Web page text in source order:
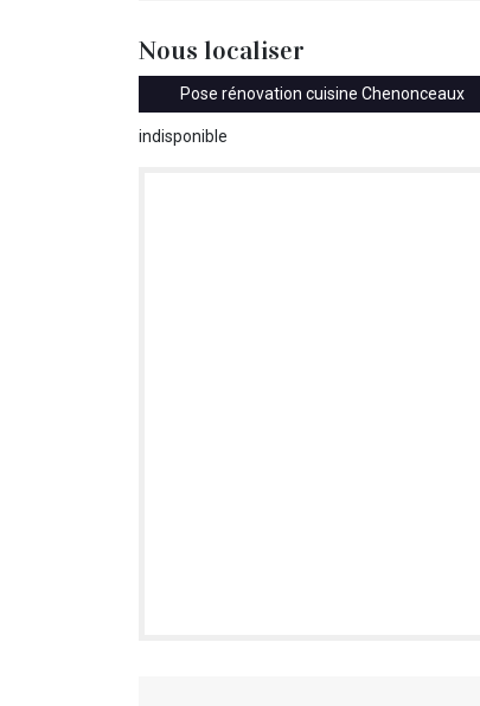
Nous localiser
Pose rénovation cuisine Chenonceaux
indisponible